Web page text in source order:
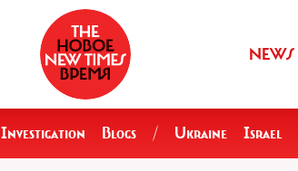
NEWS
Investigation Blogs / Ukraine Israel